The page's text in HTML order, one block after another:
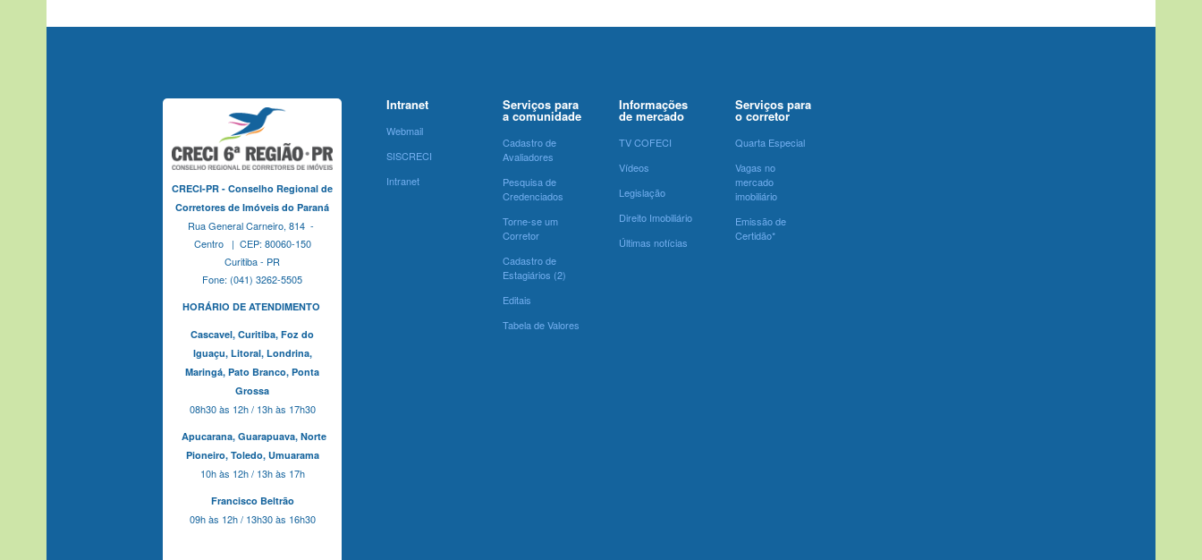
CRECI-PR - Conselho Regional de
Corretores de Imóveis do Paraná
Rua General Carneiro, 814 -
Centro | CEP: 80060-150
Curitiba - PR
Fone: (041) 3262-5505
HORÁRIO DE ATENDIMENTO
Cascavel, Curitiba, Foz do
Iguaçu, Litoral, Londrina,
Maringá, Pato Branco, Ponta
Grossa
08h30 às 12h / 13h às 17h30
Apucarana, Guarapuava, Norte
Pioneiro, Toledo, Umuarama
10h às 12h / 13h às 17h
Francisco Beltrão
09h às 12h / 13h30 às 16h30
Intranet
Webmail
SISCRECI
Intranet
Serviços para
a comunidade
Cadastro de
Avaliadores
Pesquisa de
Credenciados
Torne-se um
Corretor
Cadastro de
Estagiários (2)
Editais
Tabela de Valores
Informações
de mercado
TV COFECI
Vídeos
Legislação
Direito Imobiliário
Últimas notícias
Serviços para
o corretor
Quarta Especial
Vagas no
mercado
imobiliário
Emissão de
Certidão*